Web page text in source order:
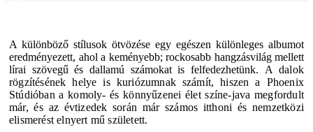
A különböző stílusok ötvözése egy egészen különleges albumot
eredményezett, ahol a keményebb; rockosabb hangzásvilág mellett
lírai szövegű és dallamú számokat is felfedezhetünk. A dalok
rögzítésének helye is kuriózumnak számít, hiszen a Phoenix
Stúdióban a komoly- és könnyűzenei élet színe-java megfordult
már, és az évtizedek során már számos itthoni és nemzetközi
elismerést elnyert mű született.